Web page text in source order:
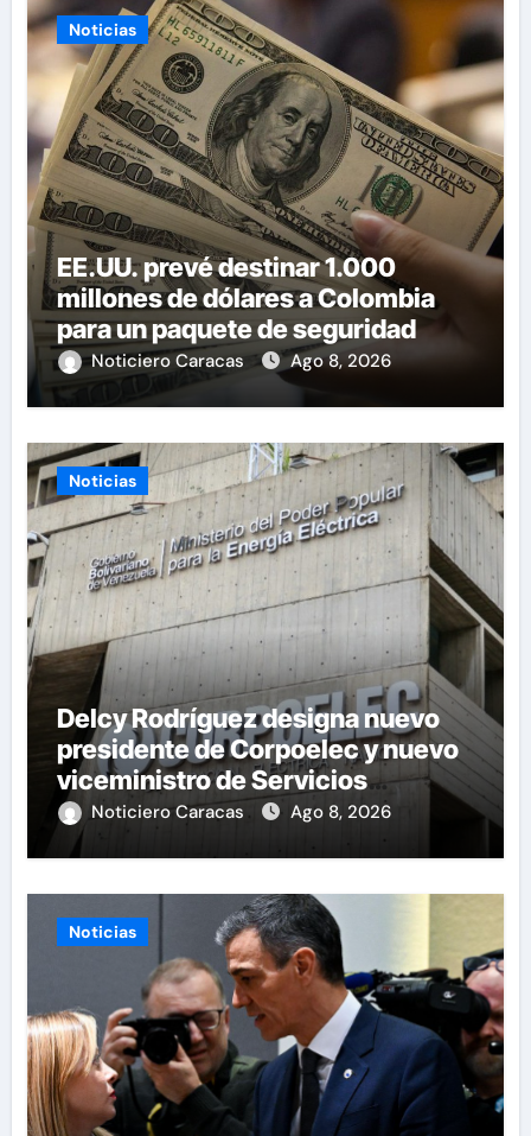
Noticias
EE.UU. prevé destinar 1.000
millones de dólares a Colombia
para un paquete de seguridad
Noticiero Caracas Ago 8, 2026
Noticias
Delcy Rodríguez designa nuevo
presidente de Corpoelec y nuevo
viceministro de Servicios
Eléctricos
Noticiero Caracas Ago 8, 2026
Noticias